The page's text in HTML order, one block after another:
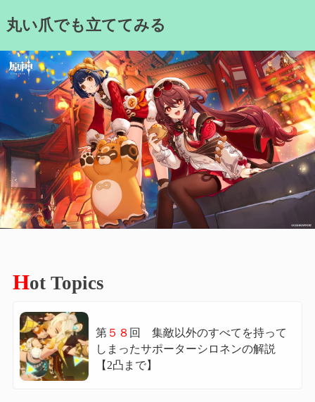
to丸い爪でも立ててみる
Hot Topics
第５８ 回 集敵以外のすべてを持って
しまったサポーターシロネンの解説
【2凸まで】